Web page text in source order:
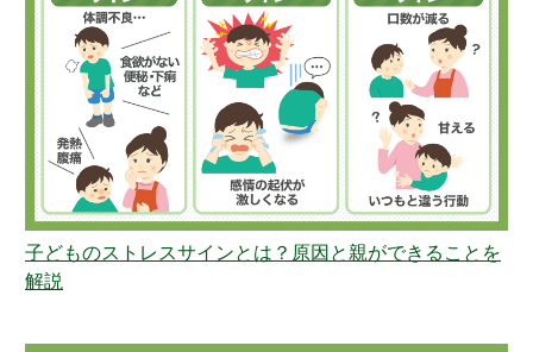
子どものストレスサインとは？原因と親ができることを
解説